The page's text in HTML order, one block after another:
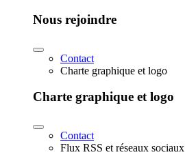
Nous rejoindre
Contact
Charte graphique et logo
Charte graphique et logo
Contact
Flux RSS et réseaux sociaux